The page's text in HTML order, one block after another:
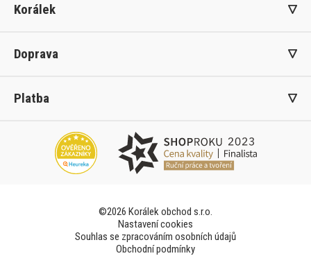
Korálek
Doprava
Platba
©2026 Korálek obchod s.r.o.
Nastavení cookies
Souhlas se zpracováním osobních údajů
Obchodní podmínky